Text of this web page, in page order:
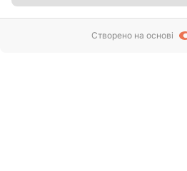
Створено на основі